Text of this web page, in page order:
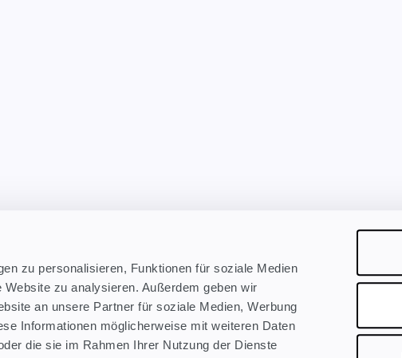
zu personalisieren, Funktionen für soziale Medien
zu analysieren. Außerdem geben wir
an unsere Partner für soziale Medien, Werbung
Informationen möglicherweise mit weiteren Daten
die sie im Rahmen Ihrer Nutzung der Dienste